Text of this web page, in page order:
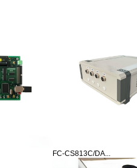
FC-CS813C/DA...